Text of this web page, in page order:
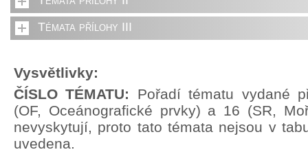
Témata přílohy III
Vysvětlivky:
ČÍSLO TÉMATU: Pořadí tématu vydané
(OF, Oceánografické prvky) a 16 (SR,
nevyskytují, proto tato témata nejsou v
uvedena.